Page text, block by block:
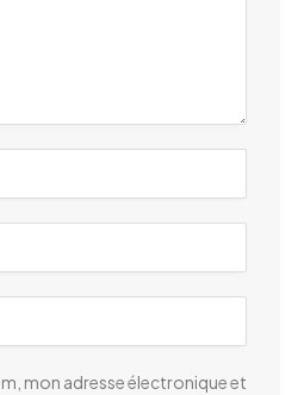
mon adresse électronique et